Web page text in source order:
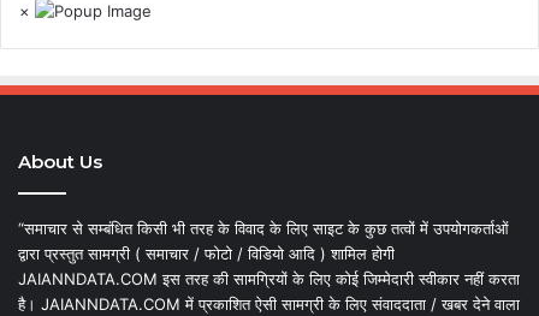
×
About Us
“समाचार से सम्बंधित किसी भी तरह के विवाद के लिए साइट के कुछ तत्वों में उपयोगकर्ताओं
द्वारा प्रस्तुत सामग्री ( समाचार / फोटो / विडियो आदि ) शामिल होगी
JAIANNDATA.COM इस तरह की सामग्रियों के लिए कोई जिम्मेदारी स्वीकार नहीं करता
है। JAIANNDATA.COM में प्रकाशित ऐसी सामग्री के लिए संवाददाता / खबर देने वाला